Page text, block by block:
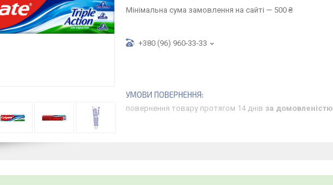
Мінімальна сума замовлення на сайті — 500 ₴
+380 (96) 960-33-33
повернення товару протягом 14 днів за домовленістю